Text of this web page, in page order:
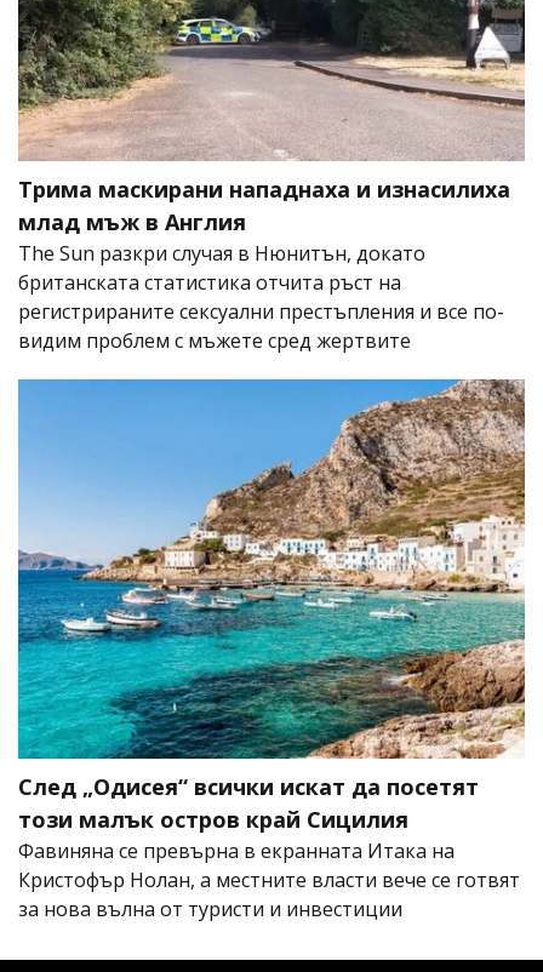
Трима маскирани нападнаха и изнасилиха
млад мъж в Англия
The Sun разкри случая в Нюнитън, докато
британската статистика отчита ръст на
регистрираните сексуални престъпления и все по-
видим проблем с мъжете сред жертвите
След „Одисея“ всички искат да посетят
този малък остров край Сицилия
Фавиняна се превърна в екранната Итака на
Кристофър Нолан, а местните власти вече се готвят
за нова вълна от туристи и инвестиции